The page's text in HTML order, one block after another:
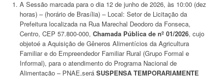
A Sessão marcada para o dia 12 de junho de 2026, às 10:00 (dez
horas) – (horário de Brasília) – Local: Setor de Licitação da
Prefeitura localizada na Rua Marechal Deodoro da Fonseca,
Centro, CEP 57.800-000, Chamada Pública de nº 01/2026, cujo
objetoé a Aquisição de Gêneros Alimentícios da Agricultura
Familiar e do Empreendedor Familiar Rural (Grupo Formal e
Informal), para o atendimento do Programa Nacional de
Alimentação – PNAE,será SUSPENSA TEMPORARIAMENTE